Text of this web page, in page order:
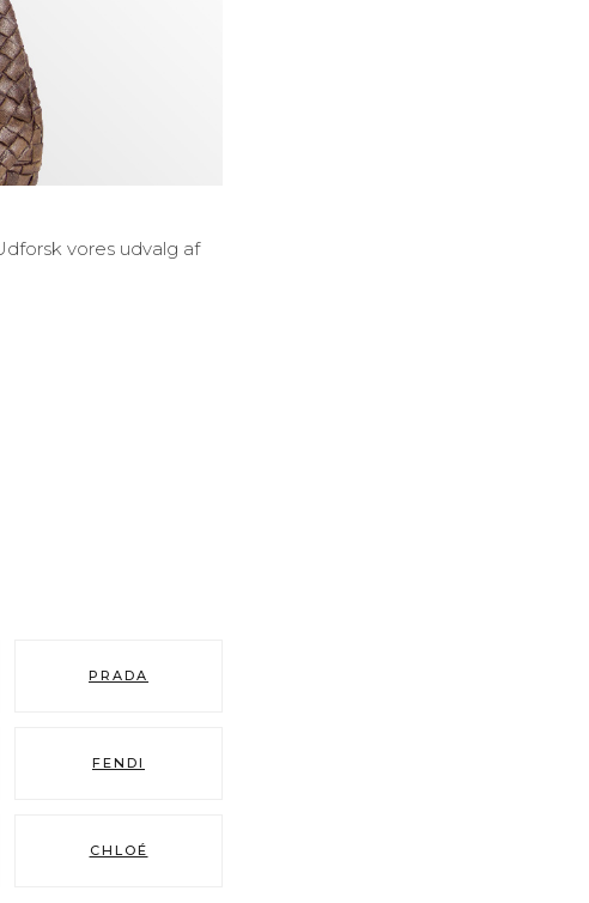
vores udvalg af
PRADA
FENDI
CHLOÉ